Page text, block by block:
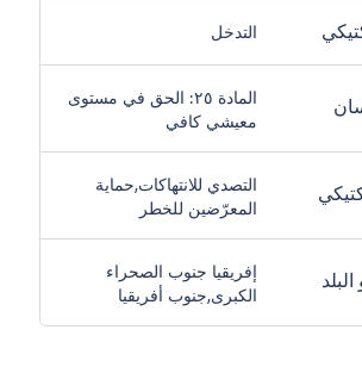
التدخل
المادة ٢٥: الحق في مستوى
معيشي كافي
التصدي للانتهاكات,حماية
المعرّضين للخطر
إفريقيا جنوب الصحراء
الكبرى,جنوب أفريقيا